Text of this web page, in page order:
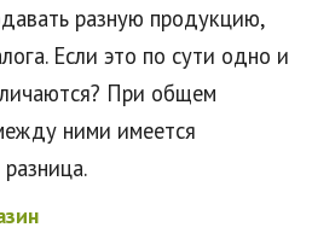
разную продукцию,
Если это по сути одно и
При общем
ними имеется